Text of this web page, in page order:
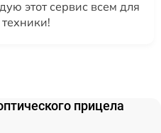
этот сервис всем для
прицела